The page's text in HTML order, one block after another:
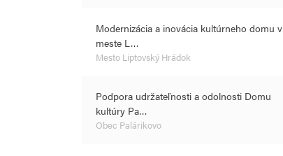
Modernizácia a inovácia kultúrneho domu v
meste L…
Mesto Liptovský Hrádok
Podpora udržateľnosti a odolnosti Domu
kultúry Pa…
Obec Palárikovo